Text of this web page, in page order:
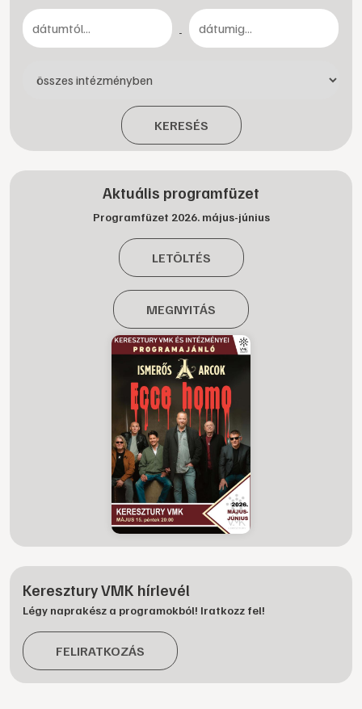
-
KERESÉS
Aktuális programfüzet
Programfüzet 2026. május-június
LETÖLTÉS
MEGNYITÁS
Keresztury VMK hírlevél
Légy naprakész a programokból! Iratkozz fel!
FELIRATKOZÁS